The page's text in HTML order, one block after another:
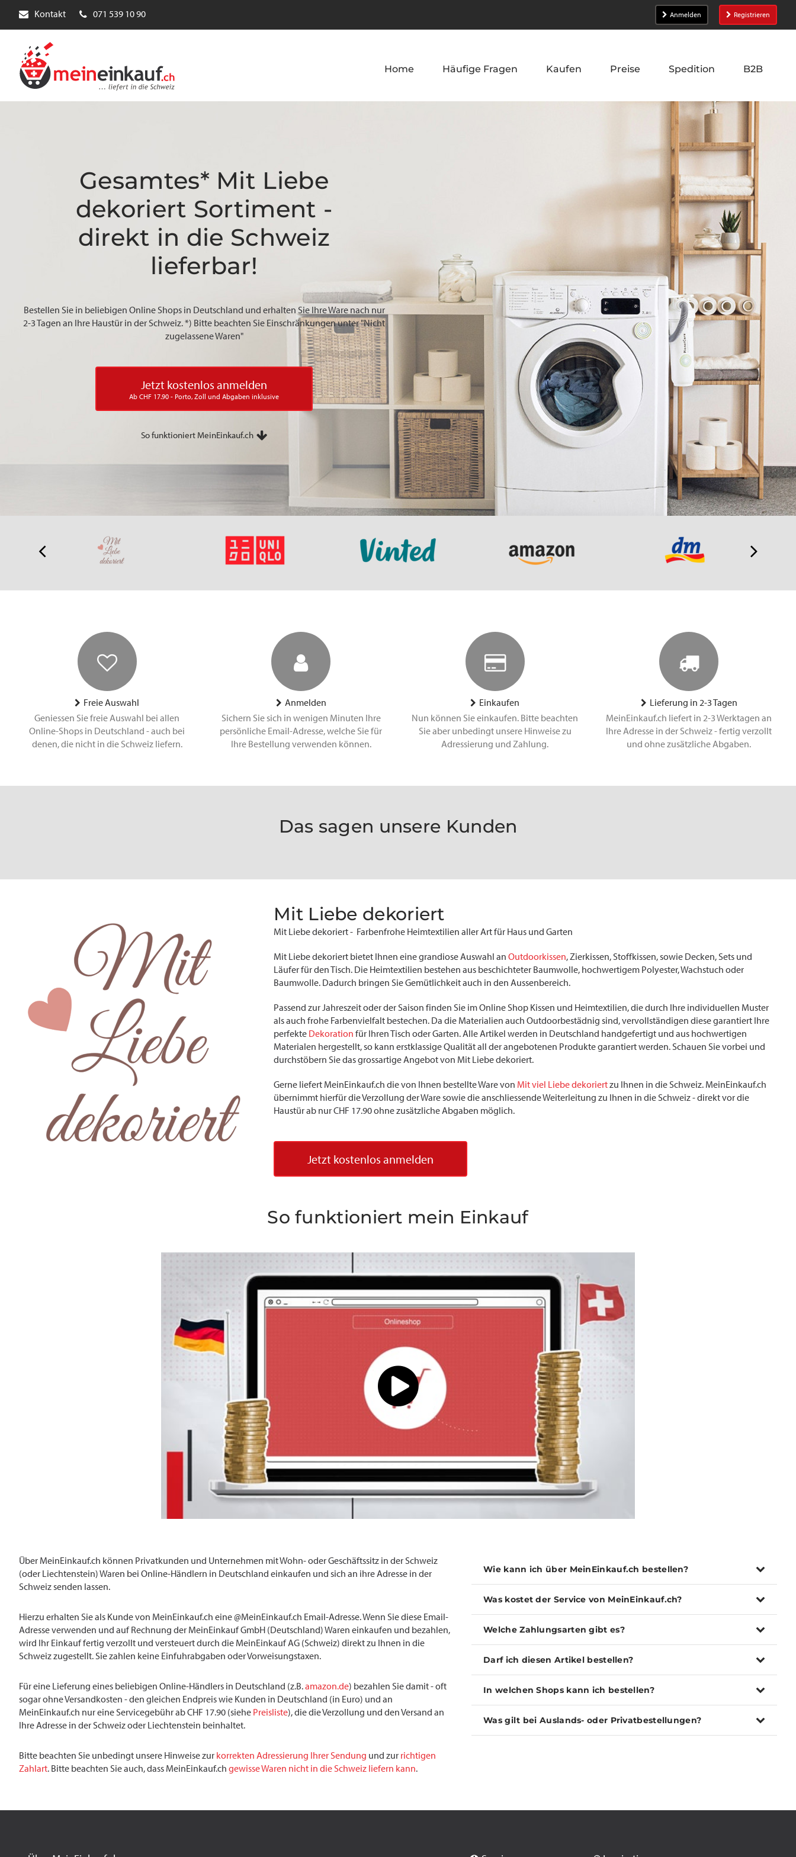
Kontakt 071 539 10 90 Anmelden Registrieren
Home Häufige Fragen Kaufen Preise Spedition B2B
Gesamtes* Mit Liebe
dekoriert Sortiment -
direkt in die Schweiz
lieferbar!
Bestellen Sie in beliebigen Online Shops in Deutschland und erhalten Sie Ihre Ware nach nur
2-3 Tagen an Ihre Haustür in der Schweiz. *) Bitte beachten Sie Einschränkungen unter "Nicht
zugelassene Waren"
Jetzt kostenlos anmelden
Ab CHF 17.90 - Porto, Zoll und Abgaben inklusive
So funktioniert MeinEinkauf.ch
Freie Auswahl
Geniessen Sie freie Auswahl bei allen
Online-Shops in Deutschland - auch bei
denen, die nicht in die Schweiz liefern.
Anmelden
Sichern Sie sich in wenigen Minuten Ihre
persönliche Email-Adresse, welche Sie für
Ihre Bestellung verwenden können.
Einkaufen
Nun können Sie einkaufen. Bitte beachten
Sie aber unbedingt unsere Hinweise zu
Adressierung und Zahlung.
Lieferung in 2-3 Tagen
MeinEinkauf.ch liefert in 2-3 Werktagen an
Ihre Adresse in der Schweiz - fertig verzollt
und ohne zusätzliche Abgaben.
Das sagen unsere Kunden
Mit Liebe dekoriert
Mit Liebe dekoriert - Farbenfrohe Heimtextilien aller Art für Haus und Garten
Mit Liebe dekoriert bietet Ihnen eine grandiose Auswahl an Outdoorkissen, Zierkissen, Stoffkissen, sowie Decken, Sets und
Läufer für den Tisch. Die Heimtextilien bestehen aus beschichteter Baumwolle, hochwertigem Polyester, Wachstuch oder
Baumwolle. Dadurch bringen Sie Gemütlichkeit auch in den Aussenbereich.
Passend zur Jahreszeit oder der Saison finden Sie im Online Shop Kissen und Heimtextilien, die durch Ihre individuellen Muster
als auch frohe Farbenvielfalt bestechen. Da die Materialien auch Outdoorbestädnig sind, vervollständigen diese garantiert Ihre
perfekte Dekoration für Ihren Tisch oder Garten. Alle Artikel werden in Deutschland handgefertigt und aus hochwertigen
Materialen hergestellt, so kann erstklassige Qualität all der angebotenen Produkte garantiert werden. Schauen Sie vorbei und
durchstöbern Sie das grossartige Angebot von Mit Liebe dekoriert.
Gerne liefert MeinEinkauf.ch die von Ihnen bestellte Ware von Mit viel Liebe dekoriertzu Ihnen in die Schweiz. MeinEinkauf.ch
übernimmt hierfür die Verzollung der Ware sowie die anschliessende Weiterleitung zu Ihnen in die Schweiz - direkt vor die
Haustür ab nur CHF 17.90 ohne zusätzliche Abgaben möglich.
Jetzt kostenlos anmelden
So funktioniert mein Einkauf
Über MeinEinkauf.ch können Privatkunden und Unternehmen mit Wohn- oder Geschäftssitz in der Schweiz
(oder Liechtenstein) Waren bei Online-Händlern in Deutschland einkaufen und sich an ihre Adresse in der
Schweiz senden lassen.
Hierzu erhalten Sie als Kunde von MeinEinkauf.ch eine @MeinEinkauf.ch Email-Adresse. Wenn Sie diese Email-
Adresse verwenden und auf Rechnung der MeinEinkauf GmbH (Deutschland) Waren einkaufen und bezahlen,
wird Ihr Einkauf fertig verzollt und versteuert durch die MeinEinkauf AG (Schweiz) direkt zu Ihnen in die
Schweiz zugestellt. Sie zahlen keine Einfuhrabgaben oder Vorweisungstaxen.
Für eine Lieferung eines beliebigen Online-Händlers in Deutschland (z.B.amazon.de) bezahlen Sie damit - oft
sogar ohne Versandkosten - den gleichen Endpreis wie Kunden in Deutschland (in Euro) und an
MeinEinkauf.ch nur eine Servicegebühr ab CHF 17.90 (siehe Preisliste), die die Verzollung und den Versand an
Ihre Adresse in der Schweiz oder Liechtenstein beinhaltet.
Bitte beachten Sie unbedingt unsere Hinweise zur korrekten Adressierung Ihrer Sendung und zur richtigen
Zahlart. Bitte beachten Sie auch, dass MeinEinkauf.ch gewisse Waren nicht in die Schweiz liefern kann.
Wie kann ich über MeinEinkauf.ch bestellen?
Was kostet der Service von MeinEinkauf.ch?
Welche Zahlungsarten gibt es?
Darf ich diesen Artikel bestellen?
In welchen Shops kann ich bestellen?
Was gilt bei Auslands- oder Privatbestellungen?